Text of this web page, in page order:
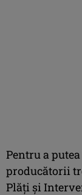
Pentru a
producătorii
Plăţi şi